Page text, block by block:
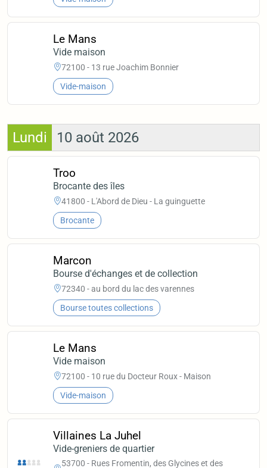
Le Mans
Vide maison
72100 - 13 rue Joachim Bonnier
Vide-maison
Lundi 10 août 2026
Troo
Brocante des îles
41800 - L'Abord de Dieu - La guinguette
Brocante
Marcon
Bourse d'échanges et de collection
72340 - au bord du lac des varennes
Bourse toutes collections
Le Mans
Vide maison
72100 - 10 rue du Docteur Roux - Maison
Vide-maison
Villaines La Juhel
Vide-greniers de quartier
53700 - Rues Fromentin, des Glycines et des